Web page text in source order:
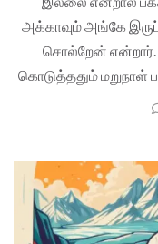
அக்காவும் அங்கே
சொல்றேன் என்றார்.
கொடுத்ததும் மறுநாள்